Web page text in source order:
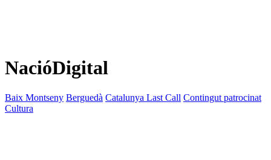
NacióDigital
Baix Montseny Berguedà Catalunya Last Call Contingut patrocinat
Cultura